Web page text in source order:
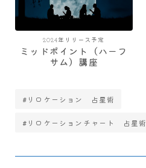
2024年リリース予定
ミッドポイント（ハーフ
サム）講座
#リロケーション 占星術
#リロケーションチャート 占星術